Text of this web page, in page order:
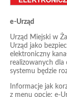
e-Urząd
Urząd Miejski w
Urząd jako
elektroniczny
realizowanych dla
systemu będzie
Informacje jak
z menu opcję: e-